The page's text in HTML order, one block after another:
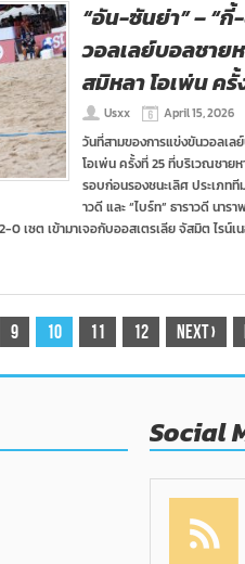
“อัน-ซันย่า” – “กี้
วอลเลย์บอลชาย
สมิหลา โอเพ่น ครั้
Usxx April 15, 2026
วันที่สามของการแข่งขันวอลเล
โอเพ่น ครั้งที่ 25 ที่บริเวณชาย
รอบก่อนรองชนะเลิศ ประเภท
าวดี และ “ไบร์ท” ธาราวดี นา
0 เซต เข้ามาเจอกับออสเตรเลีย จัสมิต ไรน์เ
9 10 11 12 Next›
Social